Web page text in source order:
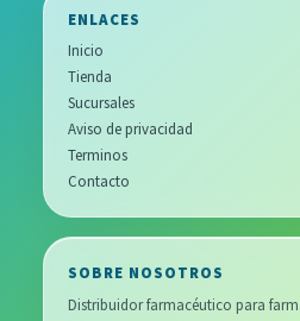
ENLACES
Inicio
Tienda
Sucursales
Aviso de privacidad
Terminos
Contacto
SOBRE NOSOTROS
Distribuidor farmacéutico para